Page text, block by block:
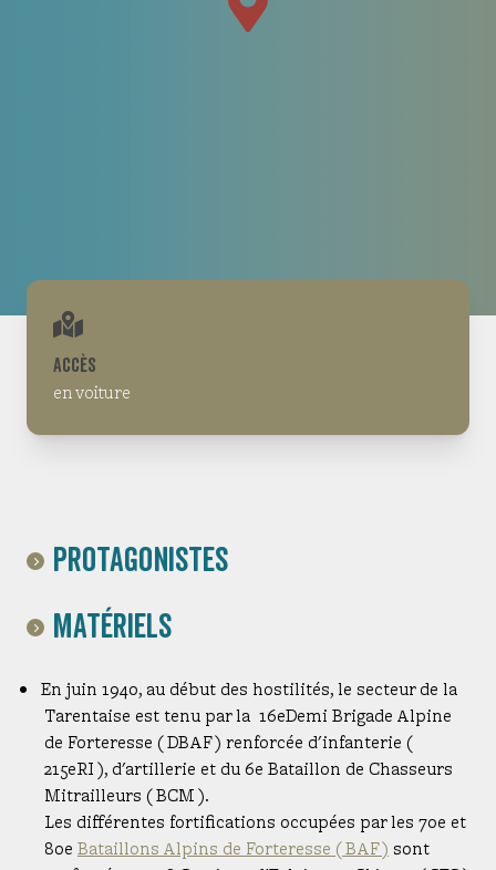
Contributeurs, historiens et bibliographie.
Partenaires
ACCÈS
en voiture
Protagonistes
Les bataillons alpins de forteresse
Matériels
mortiers de forteresse de 81mm
En juin 1940, au début des hostilités, le secteur de la
Tarentaise est tenu par la 16eDemi Brigade Alpine
de Forteresse ( DBAF ) renforcée d'infanterie (
215eRI ), d'artillerie et du 6e Bataillon de Chasseurs
Mitrailleurs ( BCM ).
Les différentes fortifications occupées par les 70e et
80e Bataillons Alpins de Forteresse ( BAF ) sont